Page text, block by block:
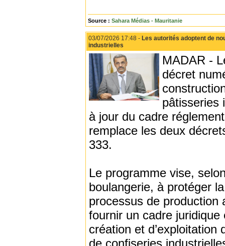
Source : Sahara Médias - Mauritanie
03/07/2026 17:48 - Les autorités adoptent de
industrielles
MADAR -
décret
pâtisseries
à jour du cadre
remplace les deux
333.
Le programme vise,
boulangerie, à protéger
processus de production
fournir un cadre
création et
de confiseries